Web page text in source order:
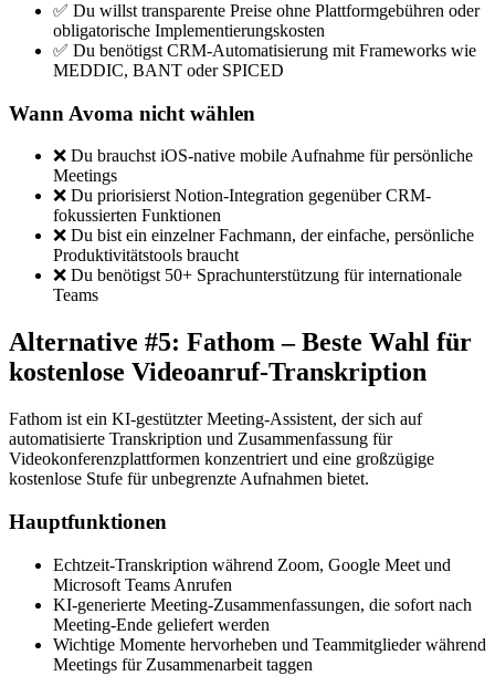
✅ Du willst transparente Preise ohne Plattformgebühren oder
obligatorische Implementierungskosten
✅ Du benötigst CRM-Automatisierung mit Frameworks wie
MEDDIC, BANT oder SPICED
Wann Avoma nicht wählen
❌ Du brauchst iOS-native mobile Aufnahme für persönliche
Meetings
❌ Du priorisierst Notion-Integration gegenüber CRM-
fokussierten Funktionen
❌ Du bist ein einzelner Fachmann, der einfache, persönliche
Produktivitätstools braucht
❌ Du benötigst 50+ Sprachunterstützung für internationale
Teams
Alternative #5: Fathom – Beste Wahl für
kostenlose Videoanruf-Transkription
Fathom ist ein KI-gestützter Meeting-Assistent, der sich auf
automatisierte Transkription und Zusammenfassung für
Videokonferenzplattformen konzentriert und eine großzügige
kostenlose Stufe für unbegrenzte Aufnahmen bietet.
Hauptfunktionen
Echtzeit-Transkription während Zoom, Google Meet und
Microsoft Teams Anrufen
KI-generierte Meeting-Zusammenfassungen, die sofort nach
Meeting-Ende geliefert werden
Wichtige Momente hervorheben und Teammitglieder während
Meetings für Zusammenarbeit taggen